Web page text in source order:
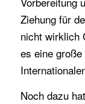
Ziehung für
nicht wirklich
es eine
Noch dazu